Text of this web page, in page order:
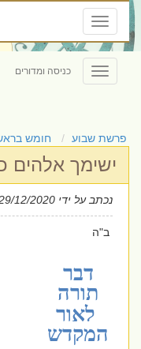
Toggle
navigation
Toggle
navigation
כניסה ומדורים
פרשת שבוע חומש
ישימך אלהים
נכתב על ידי| 29/12/2020
ב"ה
דבר
תורה
לאור
המקדש